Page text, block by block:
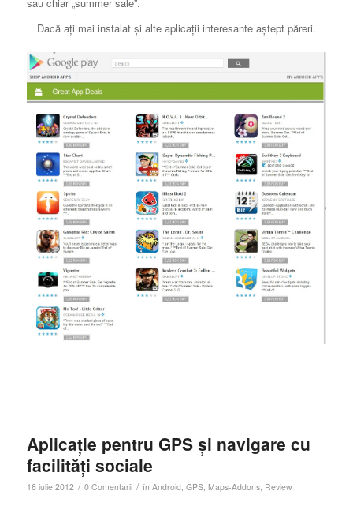
Dacă ați mai instalat și alte aplicații interesante aștept păreri.
Aplicație pentru GPS și navigare cu
facilități sociale
16 iulie 2012 / 0 Comentarii / în Android, GPS, Maps-Addons, Review